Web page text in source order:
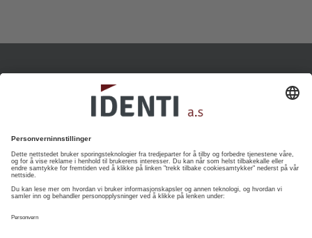
Telefon
22 60 73 30
E-post
post@identi.no